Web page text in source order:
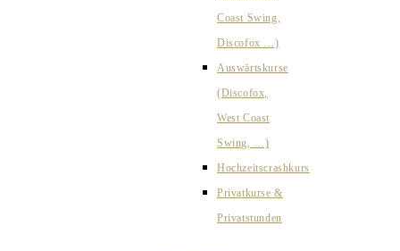
Coast Swing,
Discofox …)
Auswärtskurse
(Discofox,
West Coast
Swing, …)
Hochzeitscrashkurs
Privatkurse &
Privatstunden